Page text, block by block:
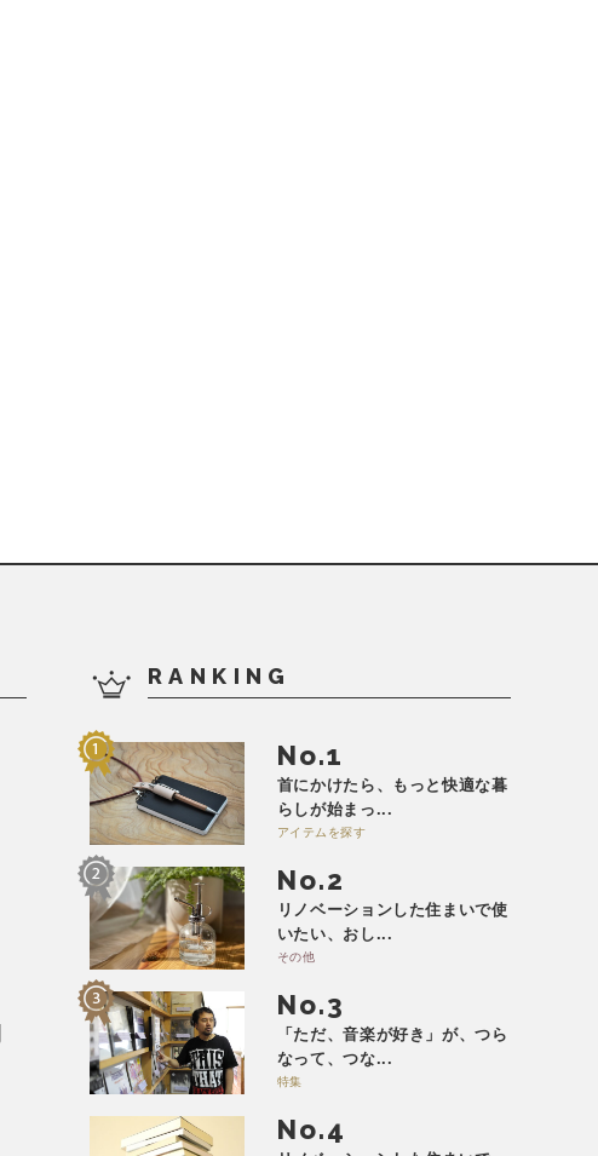
RANKING
No.
首にかけたら、もっと快適な暮
らしが始まっ...
アイテムを探す
No.
リノベーションした住まいで使
いたい、おし...
その他
No.
「ただ、音楽が好き」が、つら
なって、つな...
特集
No.